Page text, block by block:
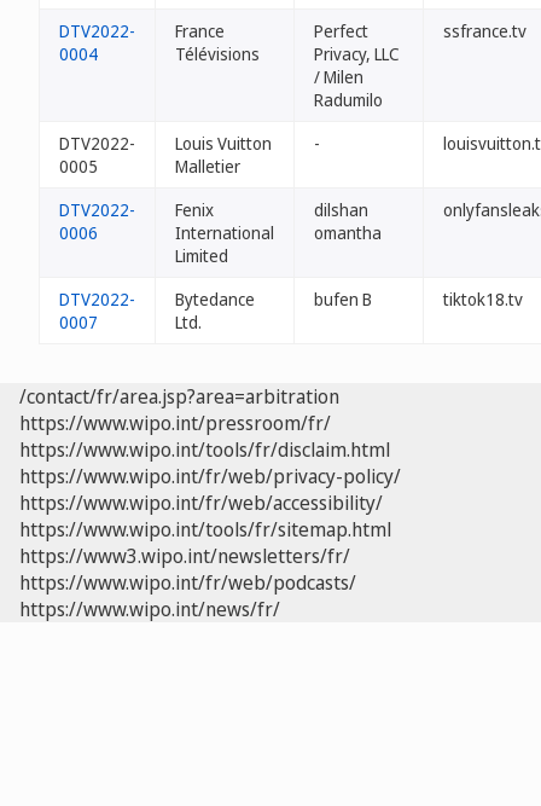
DTV2022-
0004
France
Télévisions
Perfect
Privacy, LLC
/ Milen
Radumilo
ssfrance.tv
DTV2022-
0005
Louis Vuitton
Malletier
-
DTV2022-
0006
Fenix
International
Limited
dilshan
omantha
DTV2022-
0007
Bytedance
Ltd.
bufen B tiktok18.tv
/contact/fr/area.jsp?area=arbitration
https://www.wipo.int/pressroom/fr/
https://www.wipo.int/tools/fr/disclaim.html
https://www.wipo.int/fr/web/privacy-policy/
https://www.wipo.int/fr/web/accessibility/
https://www.wipo.int/tools/fr/sitemap.html
https://www3.wipo.int/newsletters/fr/
https://www.wipo.int/fr/web/podcasts/
https://www.wipo.int/news/fr/